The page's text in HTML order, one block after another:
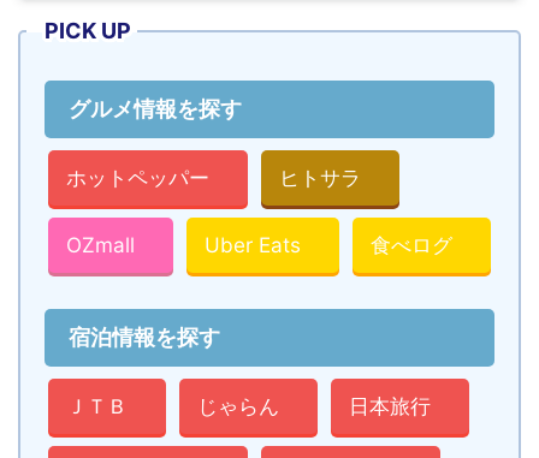
PICK UP
グルメ情報を探す
ホットペッパー ヒトサラ
OZmall Uber Eats 食べログ
宿泊情報を探す
ＪＴＢ じゃらん 日本旅行